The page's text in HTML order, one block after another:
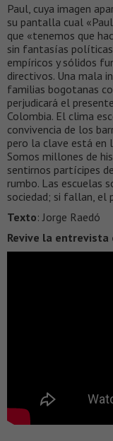
Paul, cuya imagen
su pantalla cual
que «tenemos que
sin fantasías
empíricos y sólidos
directivos. Una mala
familias bogotanas
perjudicará el
Colombia. El clima
convivencia de los
pero la clave está en
Somos millones de
sentirnos partícipes
rumbo. Las escuelas
sociedad; si fallan, el
Texto: Jorge Raedó
Revive la entrevista